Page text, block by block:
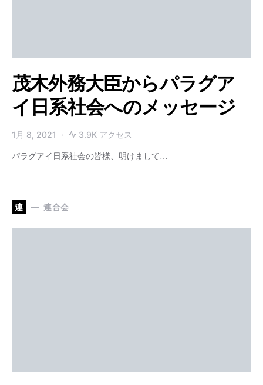
茂木外務大臣からパラグア
イ日系社会へのメッセージ
1月 8, 2021 3.9K アクセス
パラグアイ日系社会の皆様、明けまして…
連 連合会